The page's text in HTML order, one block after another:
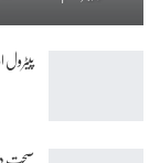
پیٹرول
صحت